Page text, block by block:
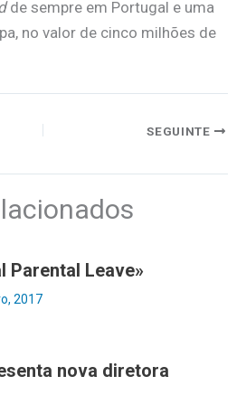
de sempre em Portugal e uma
no valor de cinco milhões de
SEGUINTE
Parental Leave»
2017
nova diretora